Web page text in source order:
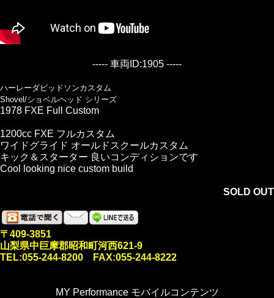
----- 車両ID:1905 -----
ハーレーダビッドソンカスタム
Shovel/ショベルヘッド シリーズ
1978 FXE Full Custom
1200cc FXE フルカスタム
ワイドグライド オールドスクールカスタム
キック＆スターター 良いコンディションです
Cool looking nice custom build
SOLD OUT
〒409-3851
山梨県中巨摩郡昭和町河西621-9
TEL:055-244-8200 FAX:055-244-8222
MY Performance モバイルコンテンツ